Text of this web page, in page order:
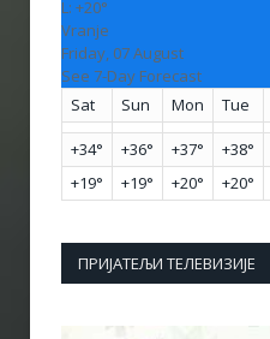
L: +20°
Vranje
Friday, 07 August
See 7-Day Forecast
Sat
Sun Mon Tue
+34° +36° +37° +38°
+19° +19° +20° +20°
ПРИЈАТЕЉИ ТЕЛЕВИЗИЈЕ